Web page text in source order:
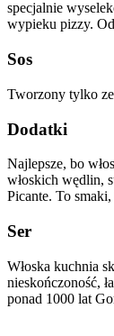
specjalnie
wypieku pizzy.
Sos
Tworzony tylko ze
Dodatki
Najlepsze, bo
włoskich wędlin,
Picante. To
Ser
Włoska kuchnia
nieskończoność,
ponad 1000 lat